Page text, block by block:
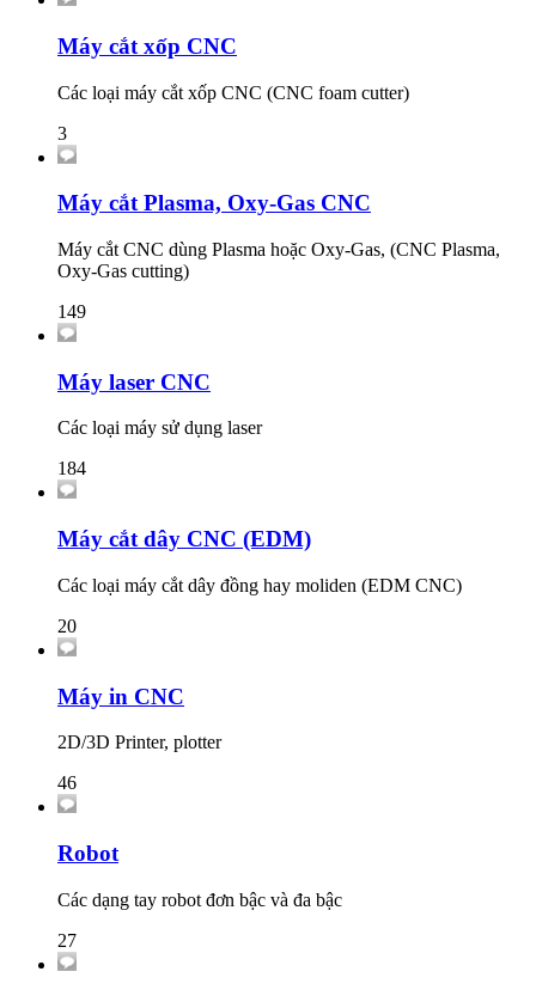
Máy cắt xốp CNC
Các loại máy cắt xốp CNC (CNC foam cutter)
3
Máy cắt Plasma, Oxy-Gas CNC
Máy cắt CNC dùng Plasma hoặc Oxy-Gas, (CNC Plasma,
Oxy-Gas cutting)
149
Máy laser CNC
Các loại máy sử dụng laser
184
Máy cắt dây CNC (EDM)
Các loại máy cắt dây đồng hay moliden (EDM CNC)
20
Máy in CNC
2D/3D Printer, plotter
46
Robot
Các dạng tay robot đơn bậc và đa bậc
27